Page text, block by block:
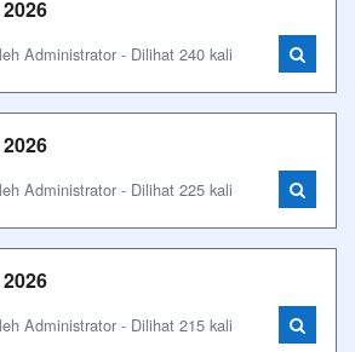
Administrator - Dilihat 240 kali
Administrator - Dilihat 225 kali
Administrator - Dilihat 215 kali